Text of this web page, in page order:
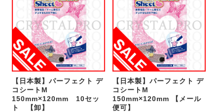
【日本製】パーフェクト デ
コシートM
150mm×120mm 10セッ
ト 【卸】
【日本製】パーフェクト デ
コシートM
150mm×120mm 【メール
便可】